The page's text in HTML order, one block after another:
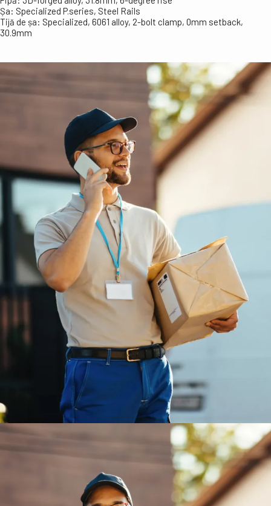
Șa: Specialized P.series, Steel Rails
Tijă de șa: Specialized, 6061 alloy, 2-bolt clamp, 0mm setback,
30.9mm